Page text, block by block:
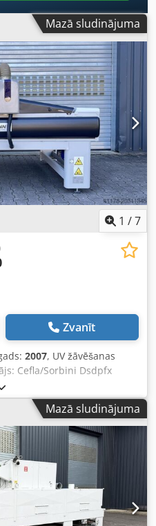
Mazā sludinājuma
1 /7
Zvanīt
2007, UV žāvēšanas
Cefla/Sorbini Dsdpfx
M2 / TTE2500 -
platums: 1 300 mm (1 445
mm - Vadības puse: labā -
70 mm - Lampu skaits no
taisni: 2 gab. - Piemērots
gallija lampām - Lampas
transports - Garums: 2
Augstums: 1 500 mm -
Kopējā elektriskā
- Sprieguma svārstības:
Mazā sludinājuma